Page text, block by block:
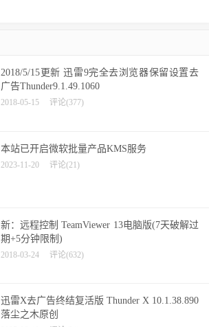
2018/5/15更新 迅雷9完全去浏览器保留设置去
广告Thunder9.1.49.1060
2018-05-15 评论(377)
本站已开启微软批量产品KMS服务
2023-11-20 评论(21)
新：远程控制 TeamViewer 13电脑版(7天破解过
期+5分钟限制)
2018-03-24 评论(632)
迅雷X去广告终结复活版 Thunder X 10.1.38.890
落尘之木原创